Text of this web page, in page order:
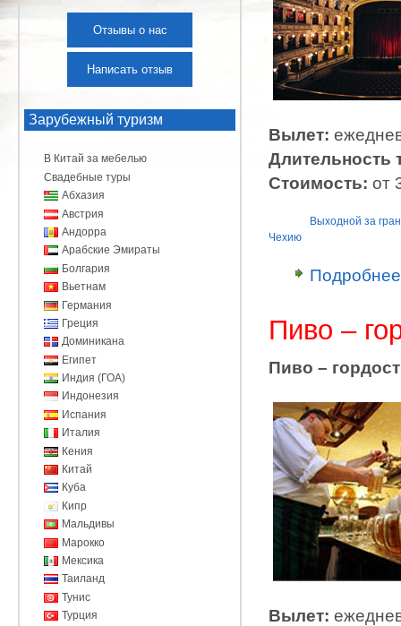
Вылет:
Длительность
Стоимость: от
Выходной за
Чехию
Подробнее
Пиво –
Пиво –
Вылет:
Отзывы о нас
Написать отзыв
Зарубежный туризм
В Китай за мебелью
Свадебные туры
Абхазия
Австрия
Андорра
Арабские Эмираты
Болгария
Вьетнам
Германия
Греция
Доминикана
Египет
Индия (ГОА)
Индонезия
Испания
Италия
Кения
Китай
Куба
Кипр
Мальдивы
Марокко
Мексика
Таиланд
Тунис
Турция